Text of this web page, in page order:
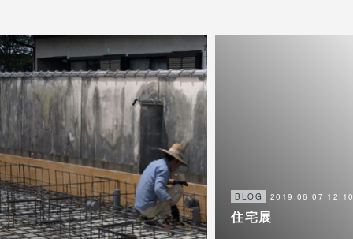
BLOG 2019.06.07 12:10
住宅展